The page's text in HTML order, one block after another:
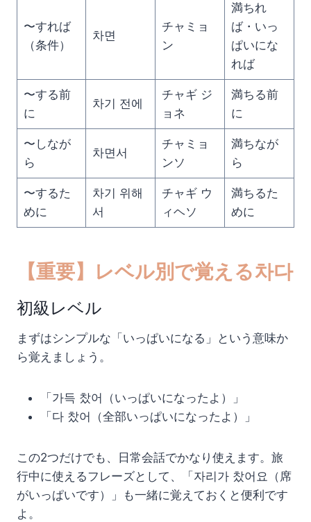
〜すれば
（条件）
차면
チャミョ
ン
満ちれ
ば・いっ
ぱいにな
れば
〜する前
に
차기 전에
チャギ ジ
ョネ
満ちる前
に
〜しなが
ら
차면서
チャミョ
ンソ
満ちなが
ら
〜するた
めに
차기 위해
서
チャギ ウ
ィヘソ
満ちるた
めに
【重要】レベル別で覚える차다
初級レベル
まずはシンプルな「いっぱいになる」という意味か
ら覚えましょう。
「가득 찼어（いっぱいになったよ）」
「다 찼어（全部いっぱいになったよ）」
この2つだけでも、日常会話でかなり使えます。旅
行中に使えるフレーズとして、「자리가 찼어요（席
がいっぱいです）」も一緒に覚えておくと便利です
よ。